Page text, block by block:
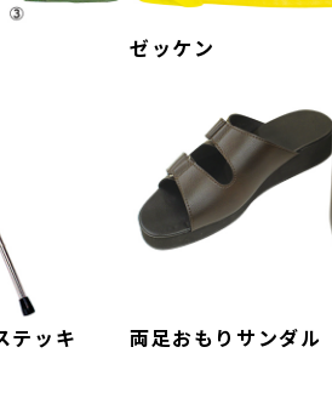
ゼッケン
テッキ 両足おもりサンダル